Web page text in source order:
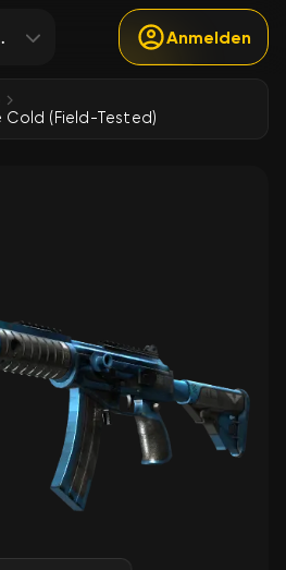
Anmelden
Cold (Field-Tested)